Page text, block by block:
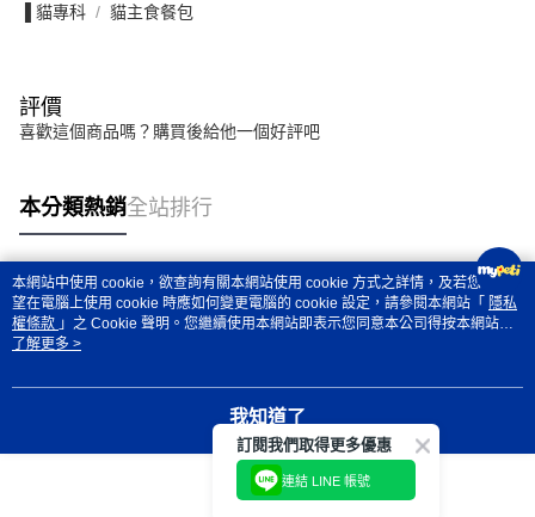
▐ 貓專科 貓主食餐包
評價
喜歡這個商品嗎？購買後給他一個好評吧
本分類熱銷全站排行
熱門標籤
本網站中使用 cookie，欲查詢有關本網站使用 cookie 方式之詳情，及若您不希
望在電腦上使用 cookie 時應如何變更電腦的 cookie 設定，請參閱本網站「 隱私
權條款 」之 Cookie 聲明。您繼續使用本網站即表示您同意本公司得按本網站使
用條款之 Cookie 聲明使用 cookie。
了解更多 >
我知道了
訂閱我們取得更多優惠
連結 LINE 帳號